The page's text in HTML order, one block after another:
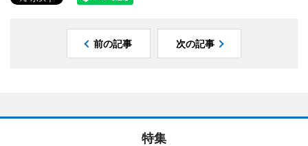
前の記事 次の記事
特集